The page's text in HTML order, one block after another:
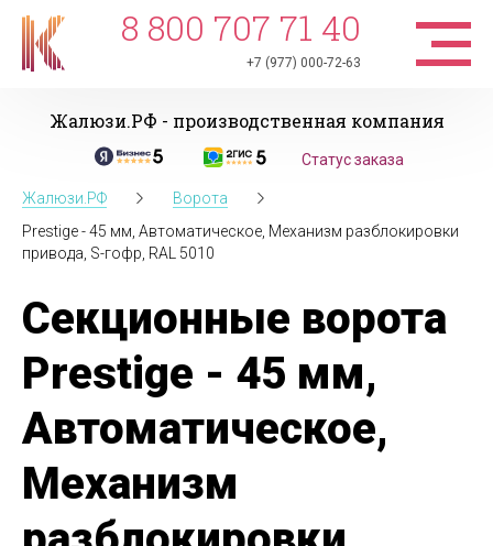
8 800 707 71 40
+7 (977) 000-72-63
Жалюзи.РФ - производственная компания
Статус заказа
Жалюзи.РФ
Ворота
Prestige - 45 мм, Автоматическое, Механизм разблокировки
привода, S-гофр, RAL 5010
Секционные ворота
Prestige - 45 мм,
Автоматическое,
Механизм